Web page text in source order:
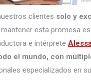
clientes solo y
esta promesa
e intérprete
el mundo, con
especializados en